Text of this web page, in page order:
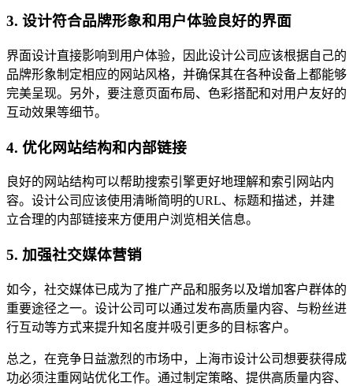
3. 设计符合品牌形象和用户体验良好的界面
界面设计直接影响到用户体验，因此设计公司应该根据自己的
品牌形象制定相应的网站风格，并确保其在各种设备上都能够
完美呈现。另外，要注意页面布局、色彩搭配和对用户友好的
互动效果等细节。
4. 优化网站结构和内部链接
良好的网站结构可以帮助搜索引擎更好地理解和索引网站内
容。设计公司应该使用清晰简明的URL、标题和描述，并建
立合理的内部链接来方便用户浏览相关信息。
5. 加强社交媒体营销
如今，社交媒体已成为了推广产品和服务以及增加客户群体的
重要途径之一。设计公司可以通过发布高质量内容、与粉丝进
行互动等方式来提升知名度并吸引更多的目标客户。
总之，在竞争日益激烈的市场中，上海市设计公司想要获得成
功必须注重网站优化工作。通过制定策略、提供高质量内容、